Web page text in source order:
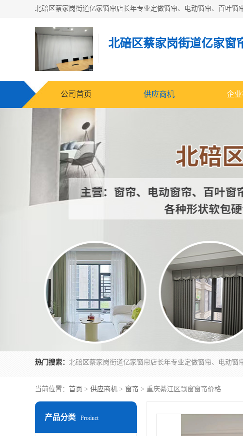
北碚区蔡家岗街道亿家窗
公司首页 供应商机 企
热门搜索：
当前位置： 首页 > 供应商机 > 窗帘 > 重庆綦江区飘窗窗帘价格
产品分类 Product